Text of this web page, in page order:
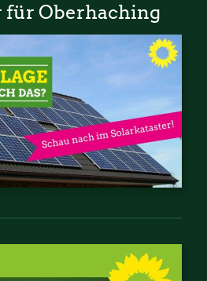
für Oberhaching